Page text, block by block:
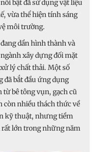
bật đã sử dụng vật liệu
vừa thể hiện tính sáng
môi trường.
dần hình thành và
xây dựng đối mặt
lý chất thải. Một số
đã bắt đầu ứng dụng
từ bê tông vụn, gạch cũ
còn nhiều thách thức về
kỹ thuật, nhưng tiềm
rất lớn trong những năm